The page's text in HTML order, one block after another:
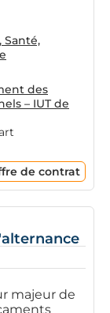
Santé,
des
– IUT de
de contrat
majeur de